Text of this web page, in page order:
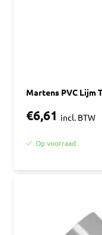
Martens PVC Lijm
€6,61 incl. BTW
Op voorraad